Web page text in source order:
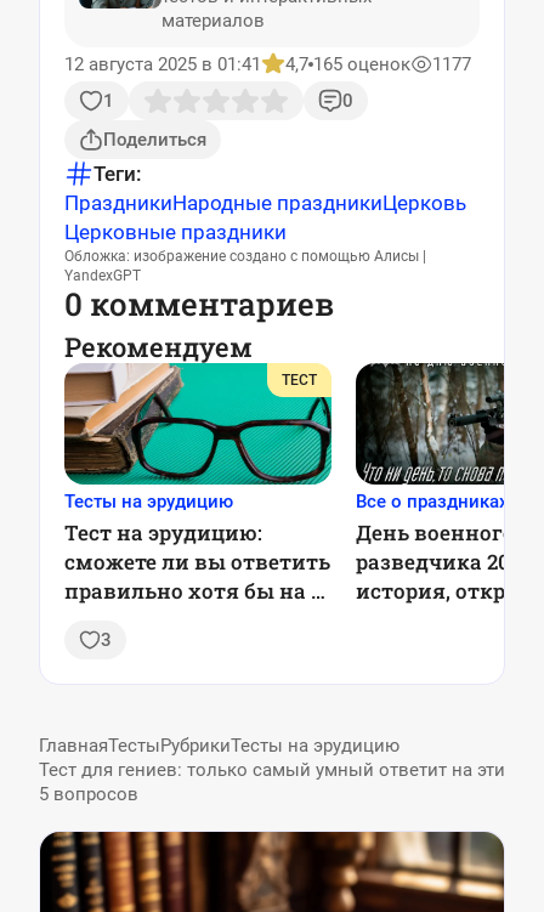
материалов
12 августа 2025 в 01:41
4,7 165 оценок
1177
1
0
Поделиться
Теги:
ПраздникиНародные праздникиЦерковь
Церковные праздники
Обложка: изображение создано с помощью Алисы |
YandexGPT
0 комментариев
Рекомендуем
ТЕСТ
Тесты на эрудицию
Тест на эрудицию:
сможете ли вы ответить
правильно хотя бы на 5
3
Все о праздниках
День военного
разведчика 2025:
история,
ГлавнаяТестыРубрикиТесты на эрудицию
Тест для гениев: только самый умный ответит на эти
5 вопросов